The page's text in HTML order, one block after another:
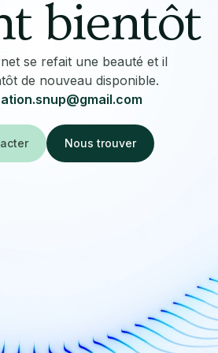
bientôt
se refait une beauté et il
de nouveau disponible.
Nous trouver